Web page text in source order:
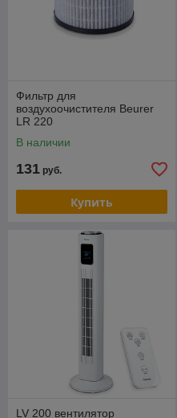
Фильтр для
воздухоочистителя Beurer
LR 220
В наличии
131 руб.
Купить
LV 200 вентилятор